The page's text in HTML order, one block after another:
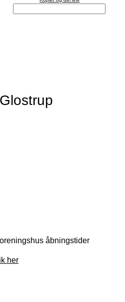
åbningstider
her